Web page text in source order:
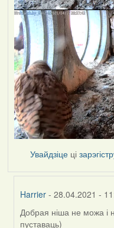
Увайдзіце ці
Harrier - 28.04.2021 -
In
Добрая ніша не можа і
пуставаць)